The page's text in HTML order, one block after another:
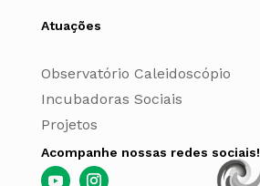
Atuações
Observatório Caleidoscópio
Incubadoras Sociais
Projetos
Acompanhe nossas redes sociais!